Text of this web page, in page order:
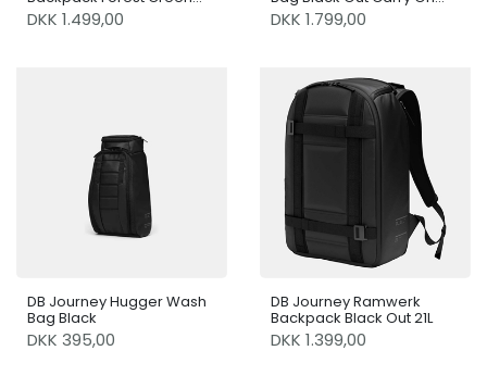
30L
DKK 1.499,00 40L
DKK 1.799,00
DB Journey Hugger Wash
Bag Black
DKK 395,00
DB Journey Ramwerk
Backpack Black Out 21L
DKK 1.399,00